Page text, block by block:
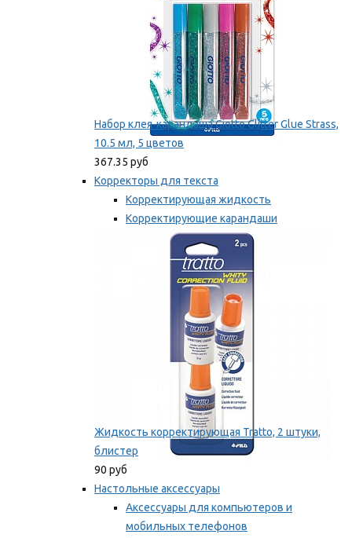
Набор клея-карандаша Giotto Glitter Glue Strass,
10.5 мл, 5 цветов
367.35 руб
Корректоры для текста
Корректирующая жидкость
Корректирующие карандаши
Корректирующие ленты
Мы рекомендуем
Жидкость корректирующая Tratto, 2 штуки,
блистер
90 руб
Настольные аксессуары
Аксессуары для компьютеров и
мобильных телефонов